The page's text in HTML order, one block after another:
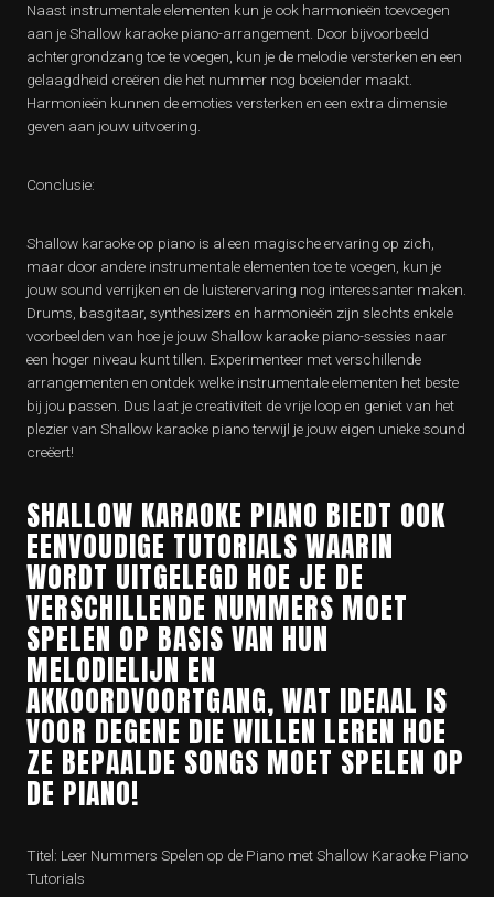
Naast instrumentale elementen kun je ook harmonieën toevoegen
aan je Shallow karaoke piano-arrangement. Door bijvoorbeeld
achtergrondzang toe te voegen, kun je de melodie versterken en een
gelaagdheid creëren die het nummer nog boeiender maakt.
Harmonieën kunnen de emoties versterken en een extra dimensie
geven aan jouw uitvoering.
Conclusie:
Shallow karaoke op piano is al een magische ervaring op zich,
maar door andere instrumentale elementen toe te voegen, kun je
jouw sound verrijken en de luisterervaring nog interessanter maken.
Drums, basgitaar, synthesizers en harmonieën zijn slechts enkele
voorbeelden van hoe je jouw Shallow karaoke piano-sessies naar
een hoger niveau kunt tillen. Experimenteer met verschillende
arrangementen en ontdek welke instrumentale elementen het beste
bij jou passen. Dus laat je creativiteit de vrije loop en geniet van het
plezier van Shallow karaoke piano terwijl je jouw eigen unieke sound
creëert!
SHALLOW KARAOKE PIANO BIEDT OOK
EENVOUDIGE TUTORIALS WAARIN
WORDT UITGELEGD HOE JE DE
VERSCHILLENDE NUMMERS MOET
SPELEN OP BASIS VAN HUN
MELODIELIJN EN
AKKOORDVOORTGANG, WAT IDEAAL IS
VOOR DEGENE DIE WILLEN LEREN HOE
ZE BEPAALDE SONGS MOET SPELEN OP
DE PIANO!
Titel: Leer Nummers Spelen op de Piano met Shallow Karaoke Piano
Tutorials